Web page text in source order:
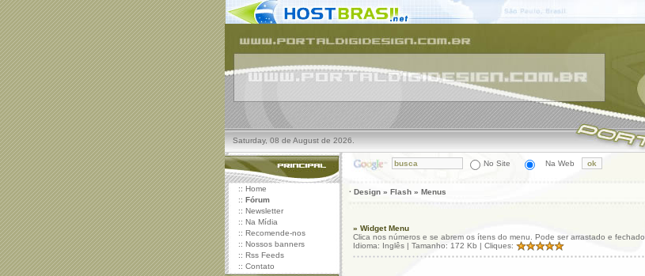
Saturday, 08 de August de 2026.
No Site Na Web
:: Home
:: Fórum
:: Newsletter
:: Na Mídia
:: Recomende-nos
:: Nossos banners
:: Rss Feeds
:: Contato
· Design » Flash » Menus
» Widget Menu
Clica nos números e se abrem os ítens do menu. Pode ser arrastado e fechado.
Idioma: Inglês | Tamanho: 172 Kb | Cliques: